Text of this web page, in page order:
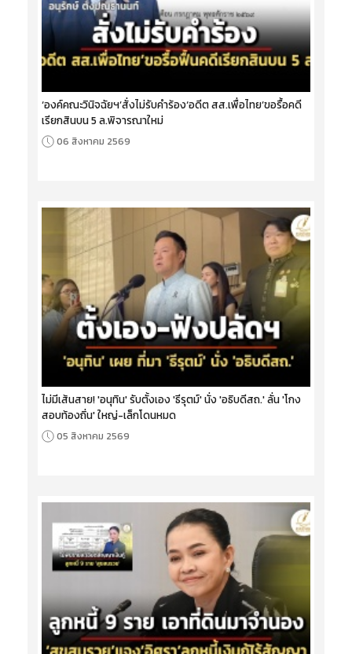
‘องค์คณะวินิจฉัยฯ’สั่งไม่รับคำร้อง‘อดีต สส.เพื่อไทย’ขอรื้อคดี
เรียกสินบน 5 ล.พิจารณาใหม่
06 สิงหาคม 2569
ไม่มีเส้นสาย! 'อนุทิน' รับตั้งเอง 'ธีรุตม์' นั่ง 'อธิบดีสถ.' ลั่น 'โกง
สอบท้องถิ่น' ใหญ่-เล็กโดนหมด
05 สิงหาคม 2569